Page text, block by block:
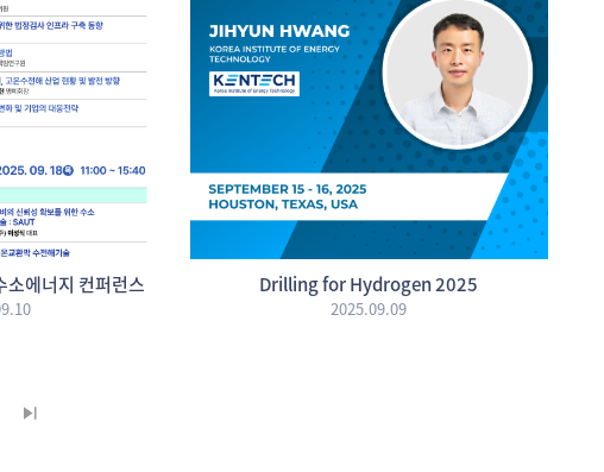
에너지 컨퍼런스 Drilling for Hydrogen 2025
2025.09.09